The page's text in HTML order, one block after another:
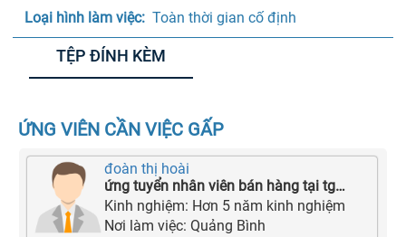
Loại hình làm việc: Toàn thời gian cố định
TỆP ĐÍNH KÈM
ỨNG VIÊN CẦN VIỆC GẤP
đoàn thị hoài
ứng tuyển nhân viên bán hàng tại tgdđ 127 trần hưng đạo
Kinh nghiệm: Hơn 5 năm kinh nghiệm
Nơi làm việc: Quảng Bình